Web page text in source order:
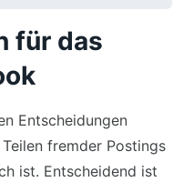
für das
Entscheidungen
fremder Postings
ist. Entscheidend ist